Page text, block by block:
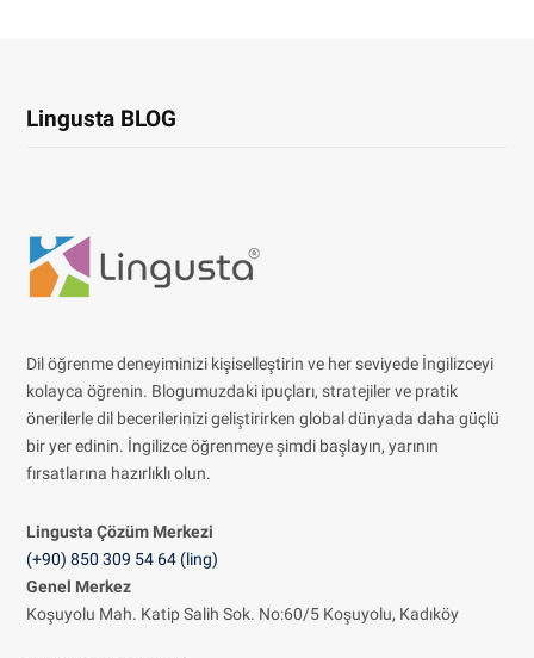
Lingusta BLOG
Dil öğrenme deneyiminizi kişiselleştirin ve her seviyede İngilizceyi
kolayca öğrenin. Blogumuzdaki ipuçları, stratejiler ve pratik
önerilerle dil becerilerinizi geliştirirken global dünyada daha güçlü
bir yer edinin. İngilizce öğrenmeye şimdi başlayın, yarının
fırsatlarına hazırlıklı olun.
Lingusta Çözüm Merkezi
(+90) 850 309 54 64 (ling)
Genel Merkez
Koşuyolu Mah. Katip Salih Sok. No:60/5 Koşuyolu, Kadıköy